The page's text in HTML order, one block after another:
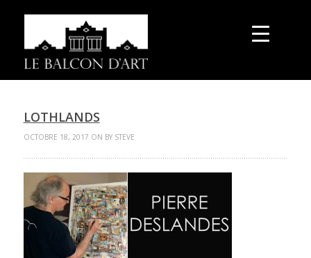
LOTHLANDS
OCTOBRE 18, 2017 ON BY STEVE